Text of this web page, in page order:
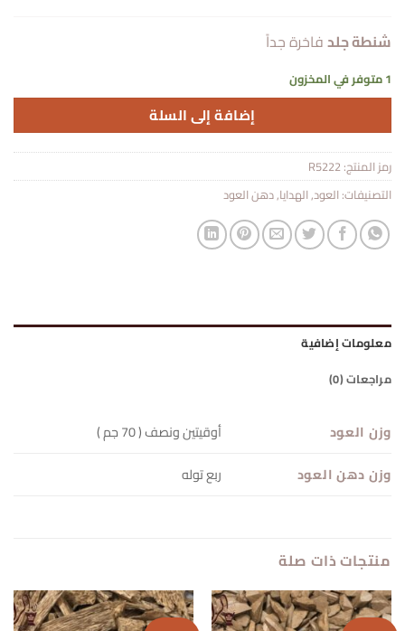
شنطة جلدفاخرة جداً
1 متوفر في المخزون
إضافة إلى السلة
رمز المنتج:R5222
التصنيفات:العود,الهدايا,دهن العود
معلومات إضافية
مراجعات (0)
وزن العود
أوقيتين ونصف ( 70 جم )
وزن دهن العود
ربع توله
منتجات ذات صلة